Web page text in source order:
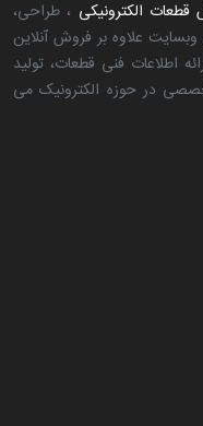
شما می توانید انواع ماژول زیگبی (Xbee) را با قیمتی مناسب
قطعه خریداری کنید.
سوالی داشتید و یا در
الکترونیکی ، طراحی،
علاوه بر فروش آنلاین
اطلاعات فنی قطعات، تولید
در حوزه الکترونیک می